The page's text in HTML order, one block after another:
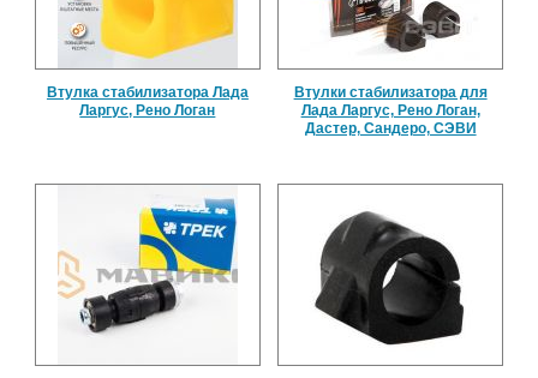
Втулка стабилизатора Лада
Ларгус, Рено Логан
Втулки стабилизатора для
Лада Ларгус, Рено Логан,
Дастер, Сандеро, СЭВИ